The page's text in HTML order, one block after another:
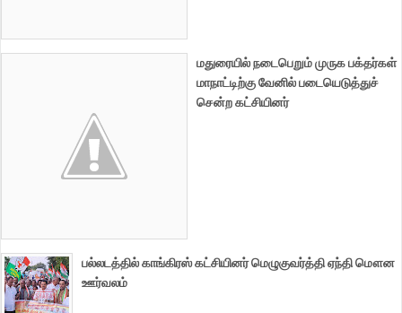
மதுரையில் நடைபெறும் முருக பக்தர்கள்
மாநாட்டிற்கு வேனில் படையெடுத்துச்
சென்ற கட்சியினர்
பல்லடத்தில் காங்கிரஸ் கட்சியினர் மெழுகுவர்த்தி ஏந்தி மௌன
ஊர்வலம்